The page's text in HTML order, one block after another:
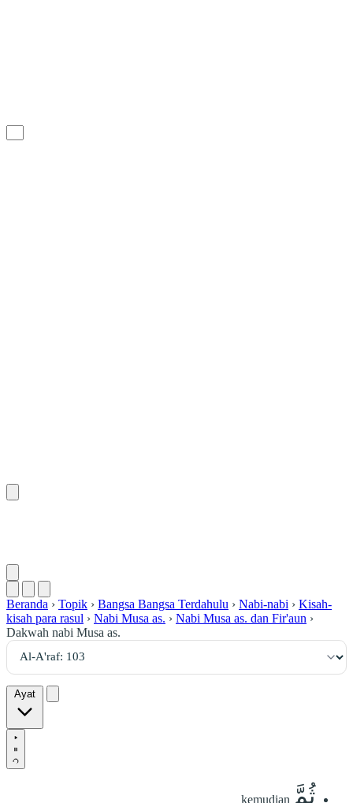
Beranda › Topik › Bangsa Bangsa Terdahulu › Nabi-nabi › Kisah-
kisah para rasul › Nabi Musa as. › Nabi Musa as. dan Fir'aun ›
Dakwah nabi Musa as.
Ayat
ثُمَّ kemudian